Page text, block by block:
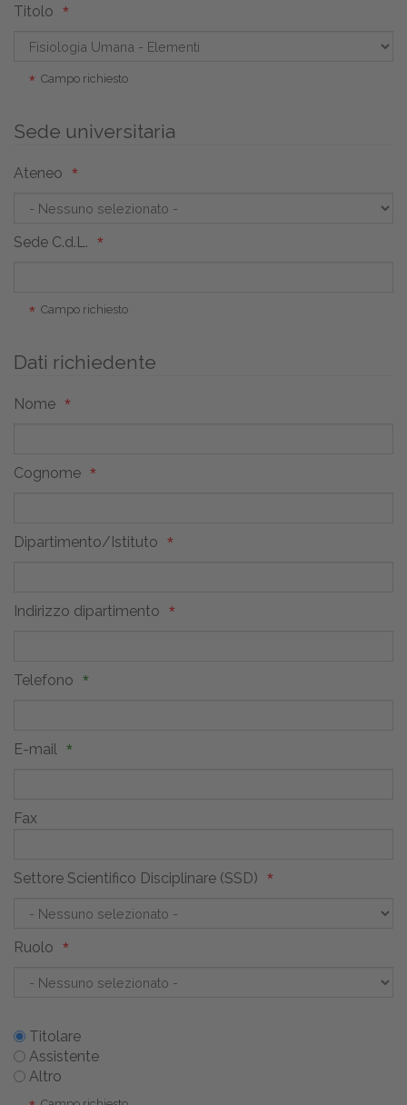
Titolo
Campo richiesto
Sede universitaria
Ateneo
Sede C.d.L.
Campo richiesto
Dati richiedente
Nome
Cognome
Dipartimento/Istituto
Indirizzo dipartimento
Telefono
E-mail
Fax
Settore Scientifico Disciplinare (SSD)
Ruolo
Titolare
Assistente
Altro